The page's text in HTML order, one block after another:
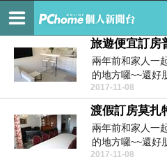
人氣商品大買家
兩年前和家人一
的地方囉~~還好
(Stud...
2017-11-08
兩年前和家人一
的地方囉~~還好
(Apparte...
2017-11-08